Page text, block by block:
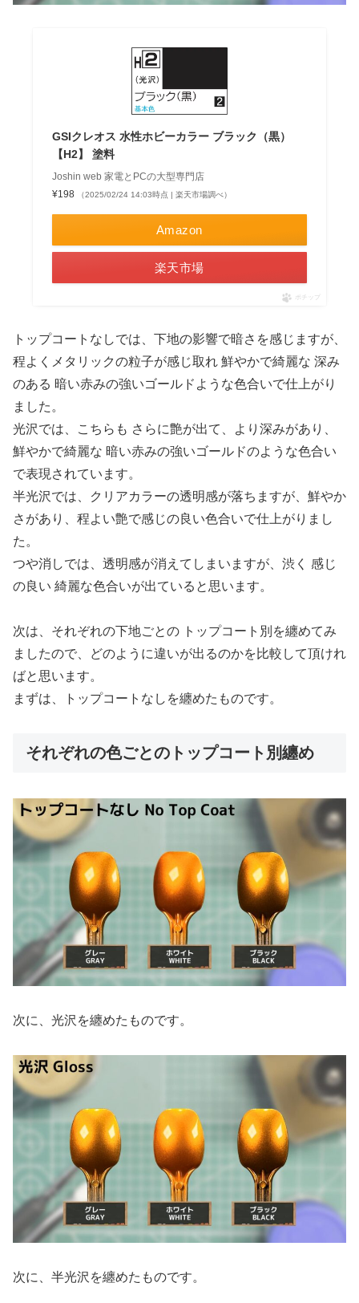
GSIクレオス 水性ホビーカラー ブラック（黒）
【H2】 塗料
Joshin web 家電とPCの大型専門店
¥198
（2025/02/24 14:03時点 | 楽天市場調べ）
Amazon
楽天市場
ポチップ
トップコートなしでは、下地の影響で暗さを感じますが、
程よくメタリックの粒子が感じ取れ 鮮やかで綺麗な 深み
のある 暗い赤みの強いゴールドような色合いで仕上がり
ました。
光沢では、こちらも さらに艶が出て、より深みがあり、
鮮やかで綺麗な 暗い赤みの強いゴールドのような色合い
で表現されています。
半光沢では、クリアカラーの透明感が落ちますが、鮮やか
さがあり、程よい艶で感じの良い色合いで仕上がりまし
た。
つや消しでは、透明感が消えてしまいますが、渋く 感じ
の良い 綺麗な色合いが出ていると思います。
次は、それぞれの下地ごとの トップコート別を纏めてみ
ましたので、どのように違いが出るのかを比較して頂けれ
ばと思います。
まずは、トップコートなしを纏めたものです。
それぞれの色ごとのトップコート別纏め
次に、光沢を纏めたものです。
次に、半光沢を纏めたものです。